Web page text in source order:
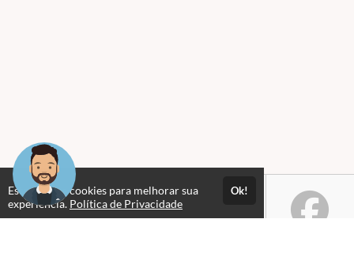
Este site usa cookies para melhorar sua
experiência. Política de Privacidade
Ok!